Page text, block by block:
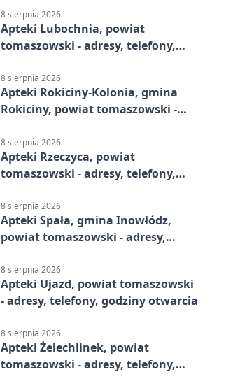
8 sierpnia 2026
Apteki Lubochnia, powiat
tomaszowski - adresy, telefony,
8 sierpnia 2026
Apteki Rokiciny-Kolonia, gmina
Rokiciny, powiat tomaszowski -
8 sierpnia 2026
Apteki Rzeczyca, powiat
tomaszowski - adresy, telefony,
8 sierpnia 2026
Apteki Spała, gmina Inowłódz,
powiat tomaszowski - adresy,
8 sierpnia 2026
Apteki Ujazd, powiat tomaszowski
- adresy, telefony, godziny otwarcia
8 sierpnia 2026
Apteki Żelechlinek, powiat
tomaszowski - adresy, telefony,